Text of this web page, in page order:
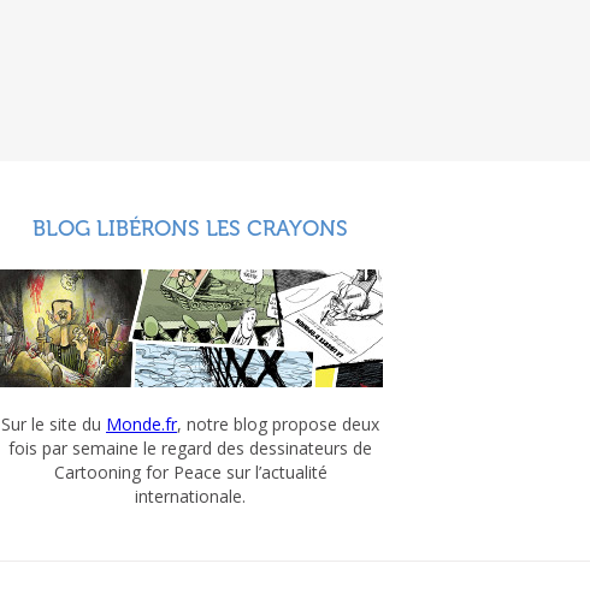
BLOG LIBÉRONS LES CRAYONS
Sur le site du Monde.fr, notre blog propose deux
fois par semaine le regard des dessinateurs de
Cartooning for Peace sur l’actualité
internationale.